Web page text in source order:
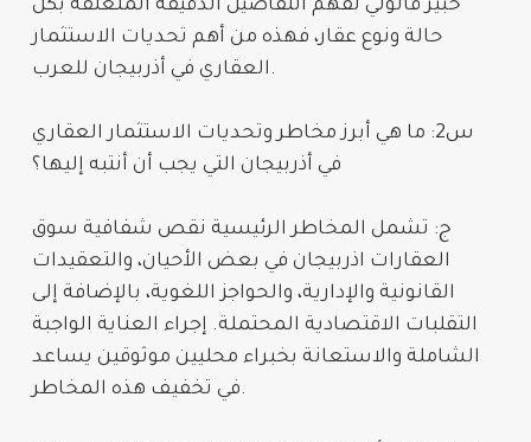
خبير قانوني لفهم التفاصيل الدقيقة المتعلقة بكل
حالة ونوع عقار، فهذه من أهم تحديات الاستثمار
العقاري في أذربيجان للعرب .
س2: ما هي أبرز
مخاطر وتحديات الاستثمار العقاري
في أذربيجان التي يجب أن أنتبه إليها؟
ج: تشمل المخاطر الرئيسية نقص شفافية سوق
العقارات اذربيجان في بعض الأحيان، والتعقيدات
القانونية والإدارية، والحواجز اللغوية، بالإضافة إلى
التقلبات الاقتصادية المحتملة. إجراء العناية الواجبة
الشاملة والاستعانة بخبراء محليين موثوقين يساعد
في تخفيف هذه المخاطر.